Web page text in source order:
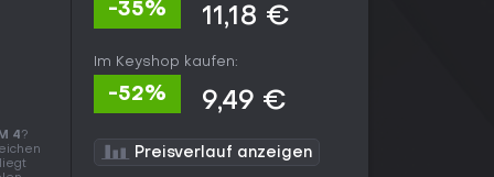
4?
-35% 11,18 €
Im Keyshop kaufen:
-52% 9,49 €
Preisverlauf anzeigen